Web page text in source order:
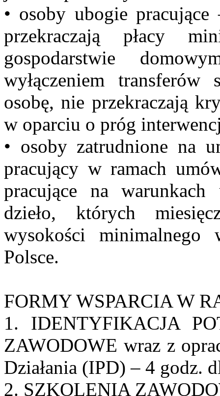
• osoby ubogie
przekraczają płacy
gospodarstwie
wyłączeniem
osobę, nie przekraczają
w oparciu o próg
• osoby zatrudnione na
pracujący w ramach
pracujące na
dzieło, których
wysokości minimalnego
Polsce.
FORMY WSPARCIA W
1. IDENTYFIKACJA
ZAWODOWE wraz z
Działania (IPD) – 4 godz.
2. SZKOLENIA